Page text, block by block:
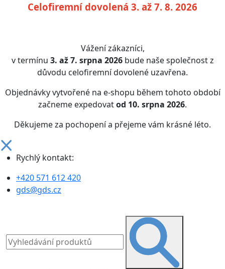
Celofiremní dovolená 3. až 7. 8. 2026
Vážení zákazníci,
v termínu 3. až 7. srpna 2026bude naše společnost z
důvodu celofiremní dovolené uzavřena.
Objednávky vytvořené na e-shopu během tohoto období
začneme expedovatod 10. srpna 2026.
Děkujeme za pochopení a přejeme vám krásné léto.
Rychlý kontakt:
+420 571 612 420
gds@gds.cz